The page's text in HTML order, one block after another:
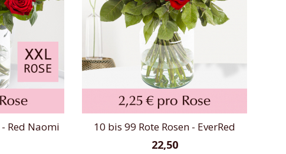
Red Naomi 10 bis 99 Rote Rosen - EverRed
22,50